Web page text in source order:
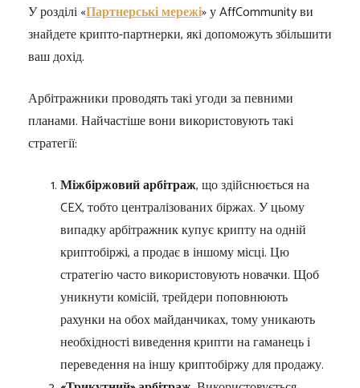
У розділі «Партнерські мережі» у AffCommunity ви
знайдете крипто-партнерки, які допоможуть збільшити
ваш дохід.
Арбітражники проводять такі угоди за певними
планами. Найчастіше вони використовують такі
стратегії:
Міжбіржовий арбітраж, що здійснюється на
CEX, тобто централізованих біржах. У цьому
випадку арбітражник купує крипту на одній
криптобіржі, а продає в іншому місці. Цю
стратегію часто використовують новачки. Щоб
уникнути комісій, трейдери поповнюють
рахунки на обох майданчиках, тому уникають
необхідності виведення крипти на гаманець і
переведення на іншу криптобіржу для продажу.